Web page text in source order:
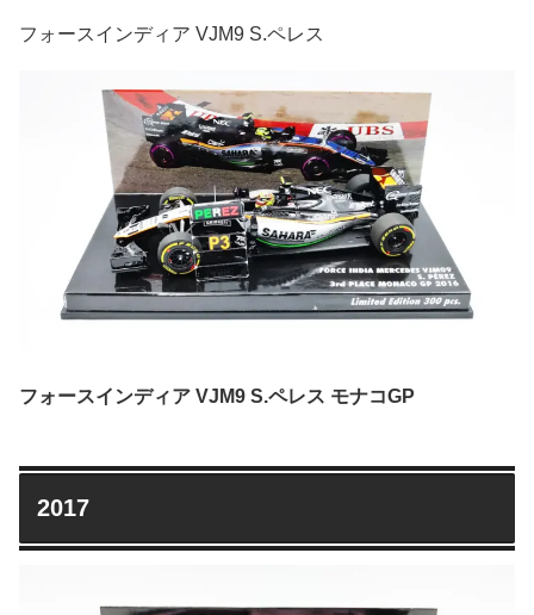
フォースインディア VJM9 S.ペレス
フォースインディア VJM9 S.ペレス モナコGP
2017